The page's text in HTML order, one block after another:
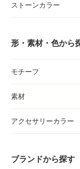
ストーンカラー
形・素材・色から
モチーフ
素材
アクセサリーカラー
ブランドから探す